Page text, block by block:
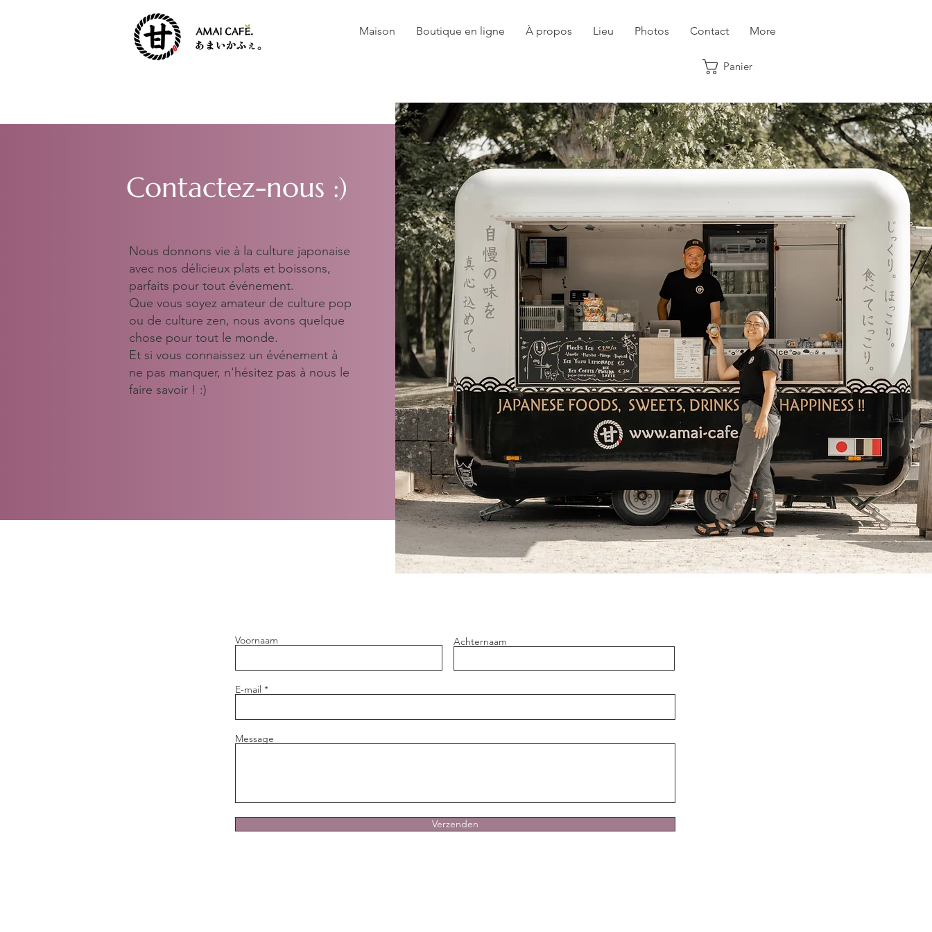
Maison Boutique en ligne À propos Lieu Photos Contact More
Panier
Contactez-nous :)
Nous donnons vie à la culture japonaise
avec nos délicieux plats et boissons,
parfaits pour tout événement.
Que vous soyez amateur de culture pop
ou de culture zen, nous avons quelque
chose pour tout le monde.
Et si vous connaissez un événement à
ne pas manquer, n'hésitez pas à nous le
faire savoir ! :)
Voornaam Achternaam
E-mail
Message
Verzenden